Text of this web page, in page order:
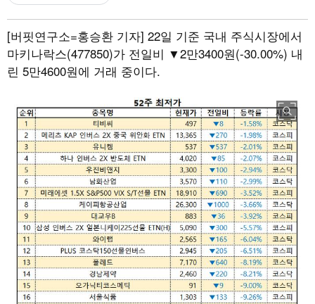
[버핏연구소=홍승환 기자] 22일 기준 국내 주식시장에서
마키나락스(477850)가 전일비 ▼2만3400원(-30.00%) 내
린 5만4600원에 거래 중이다.